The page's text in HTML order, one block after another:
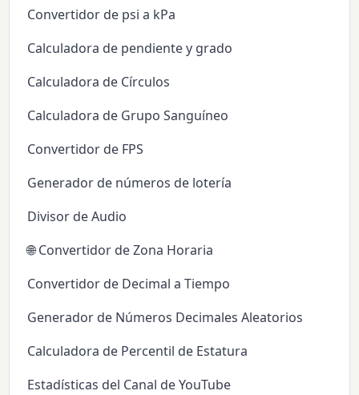
Convertidor de psi a kPa
Calculadora de pendiente y grado
Calculadora de Círculos
Calculadora de Grupo Sanguíneo
Convertidor de FPS
Generador de números de lotería
Divisor de Audio
🌐 Convertidor de Zona Horaria
Convertidor de Decimal a Tiempo
Generador de Números Decimales Aleatorios
Calculadora de Percentil de Estatura
Estadísticas del Canal de YouTube